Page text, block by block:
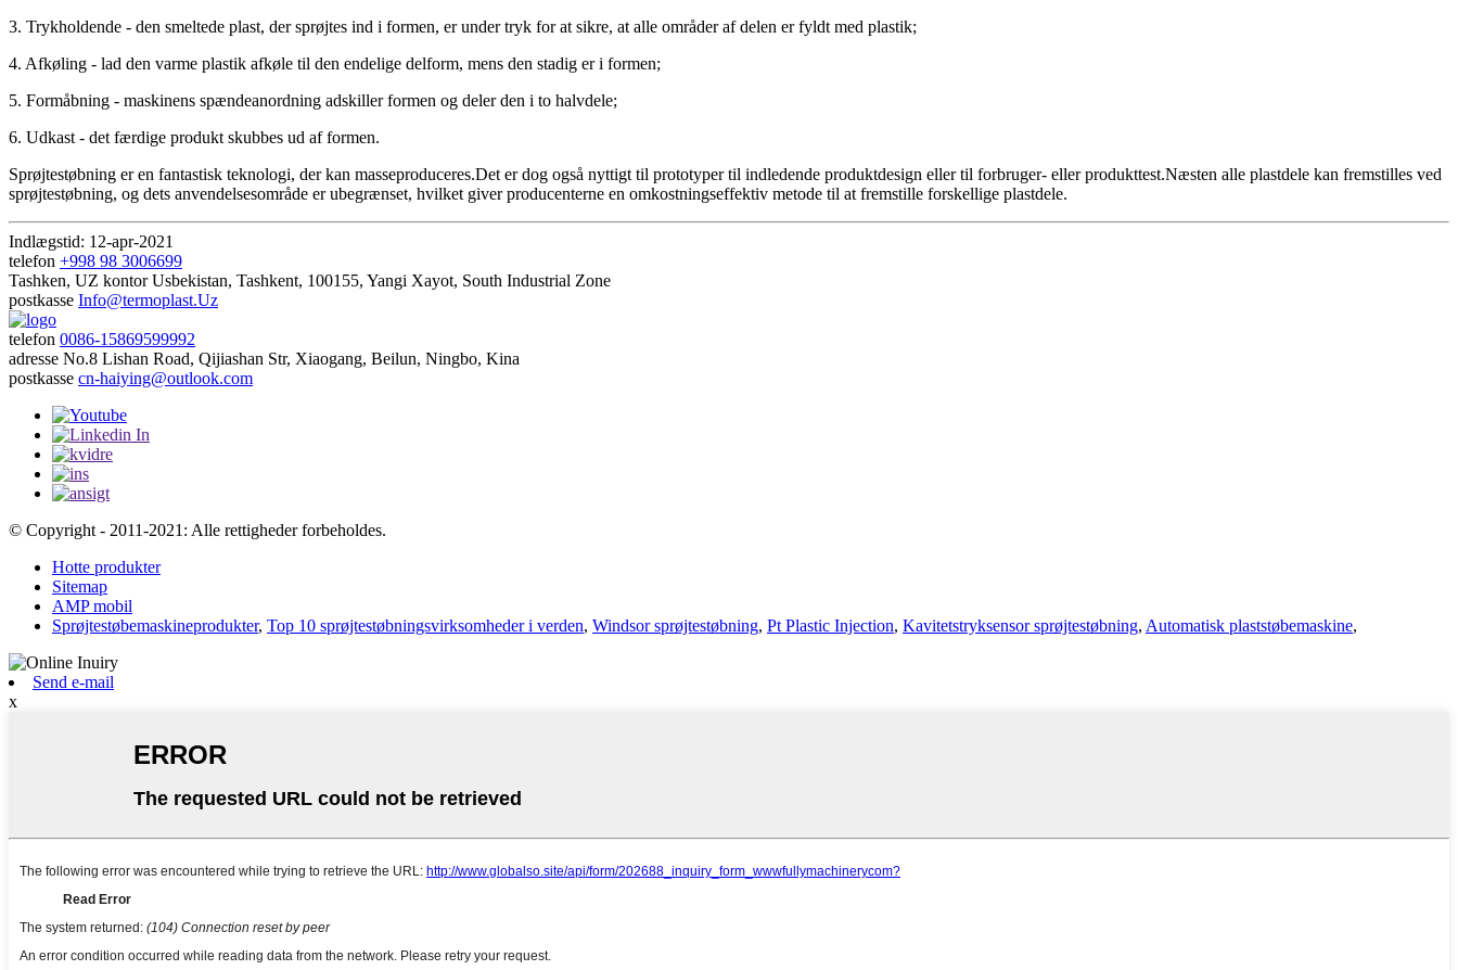
3. Trykholdende - den smeltede plast, der sprøjtes ind i formen, er under tryk for at sikre, at alle områder af delen er fyldt med plastik;
4. Afkøling - lad den varme plastik afkøle til den endelige delform, mens den stadig er i formen;
5. Formåbning - maskinens spændeanordning adskiller formen og deler den i to halvdele;
6. Udkast - det færdige produkt skubbes ud af formen.
Sprøjtestøbning er en fantastisk teknologi, der kan masseproduceres.Det er dog også nyttigt til prototyper til indledende produktdesign eller til forbruger- eller produkttest.Næsten alle plastdele kan fremstilles ved
sprøjtestøbning, og dets anvendelsesområde er ubegrænset, hvilket giver producenterne en omkostningseffektiv metode til at fremstille forskellige plastdele.
Indlægstid: 12-apr-2021
telefon +998 98 3006699
Tashken, UZ kontor Usbekistan, Tashkent, 100155, Yangi Xayot, South Industrial Zone
postkasse Info@termoplast.Uz
telefon 0086-15869599992
adresse No.8 Lishan Road, Qijiashan Str, Xiaogang, Beilun, Ningbo, Kina
postkasse cn-haiying@outlook.com
© Copyright - 2011-2021: Alle rettigheder forbeholdes.
Hotte produkter
Sitemap
AMP mobil
Sprøjtestøbemaskineprodukter, Top 10 sprøjtestøbningsvirksomheder i verden, Windsor sprøjtestøbning, Pt Plastic Injection, Kavitetstryksensor sprøjtestøbning, Automatisk plaststøbemaskine,
Send e-mail
x